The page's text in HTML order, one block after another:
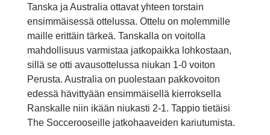
Tanska ja Australia ottavat yhteen torstain
ensimmäisessä ottelussa. Ottelu on molemmille
maille erittäin tärkeä. Tanskalla on voitolla
mahdollisuus varmistaa jatkopaikka lohkostaan,
sillä se otti avausottelussa niukan 1-0 voiton
Perusta. Australia on puolestaan pakkovoiton
edessä hävittyään ensimmäisellä kierroksella
Ranskalle niin ikään niukasti 2-1. Tappio tietäisi
The Soccerooseille jatkohaaveiden kariutumista.